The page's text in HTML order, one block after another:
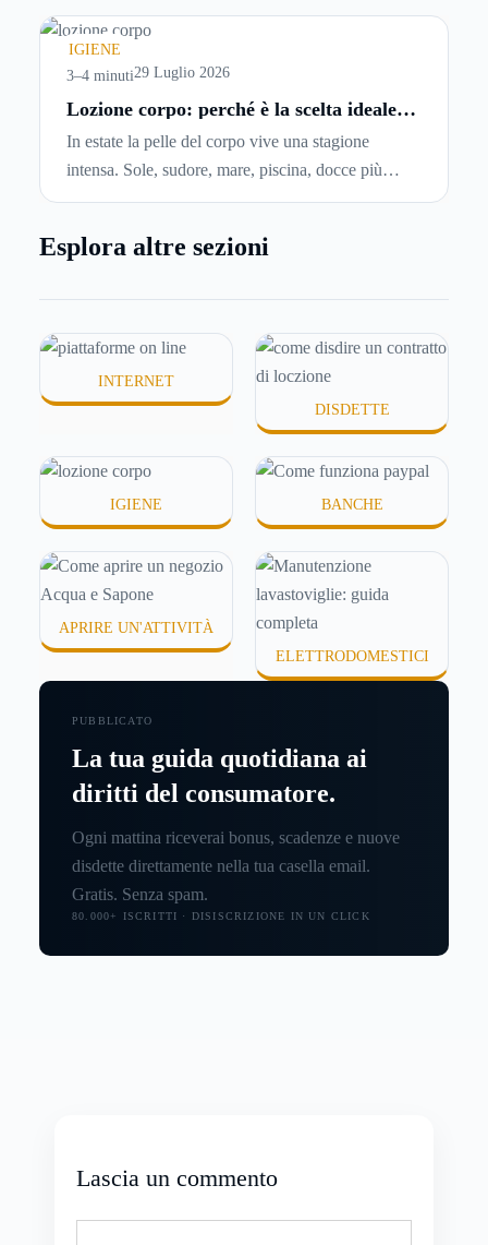
comincia a cercare un’altra abitazione: è legittimo
chiedersi se è possibile
locazioneprima che scada. In questa guida
capiremo come inviare la disdetta per un contratto
IGIENE
3–4 minuti29 Luglio 2026
Lozione corpo: perché è la scelta ideale
In estate la pelle del corpo vive una stagione
intensa. Sole, sudore, mare, piscina, docce più
frequenti e aria condizionata possono renderla
meno confortevole. Eppure, proprio nei mesi caldi,
o difficili da assorbire.
Esplora altre sezioni
INTERNET
DISDETTE
IGIENE BANCHE
APRIRE UN'ATTIVITÀ
ELETTRODOMESTICI
PUBBLICATO
La tua guida quotidiana ai
diritti del consumatore.
Ogni mattina riceverai bonus, scadenze e nuove
disdette direttamente nella tua casella email.
Gratis. Senza spam.
80.000+ ISCRITTI · DISISCRIZIONE IN UN CLICK
Lascia un commento